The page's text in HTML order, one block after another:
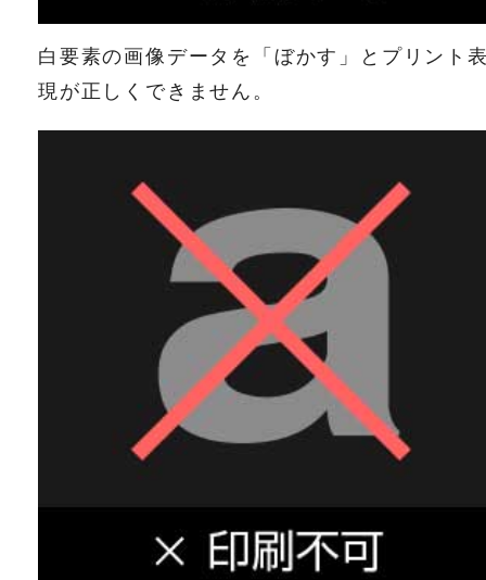
白要素の画像データを「ぼかす」とプリント
現が正しくできません。